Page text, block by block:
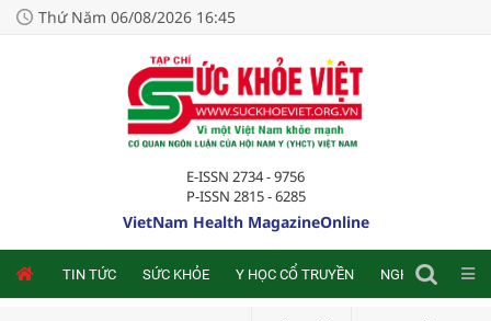
Thứ Năm 06/08/2026 16:45
E-ISSN 2734 - 9756
P-ISSN 2815 - 6285
VietNam Health MagazineOnline
TIN TỨC SỨC KHỎE Y HỌC CỔ TRUYỀN NGHIÊN CỨU